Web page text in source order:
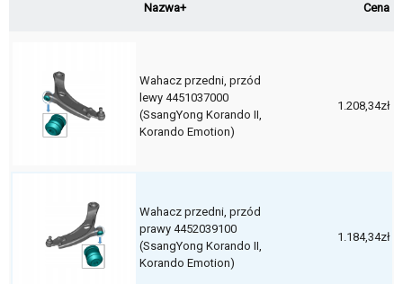
Nazwa+ Cena
Wahacz przedni, przód
lewy 4451037000
(SsangYong Korando II,
Korando Emotion)
1.208,34zł
Wahacz przedni, przód
prawy 4452039100
(SsangYong Korando II,
Korando Emotion)
1.184,34zł